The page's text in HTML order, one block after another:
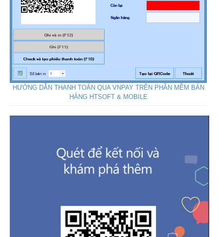
HƯỚNG DẪN THANH TOÁN QUA VNPAY TRÊN PHẦN MỀM BÁN
HÀNG HTSOFT & MOBILE